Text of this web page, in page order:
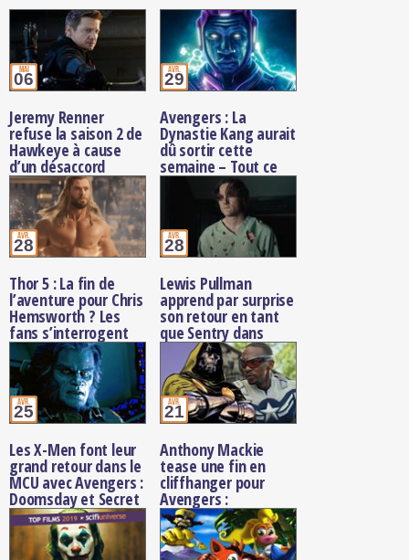
mai
06
Jeremy Renner
refuse la saison 2 de
Hawkeye à cause
d’un désaccord
salarial
avr.
29
Avengers : La
Dynastie Kang aurait
dû sortir cette
semaine – Tout ce
qu’on sait sur ce film
abandonné
avr.
28
Thor 5 : La fin de
l’aventure pour Chris
Hemsworth ? Les
fans s’interrogent
sur l’annulation du
film
avr.
28
Lewis Pullman
apprend par surprise
son retour en tant
que Sentry dans
Avengers :
Doomsday
avr.
25
Les X-Men font leur
grand retour dans le
MCU avec Avengers :
Doomsday et Secret
Wars
avr.
21
Anthony Mackie
tease une fin en
cliffhanger pour
Avengers :
Doomsday,
‘Personne n’est à
l’abri’